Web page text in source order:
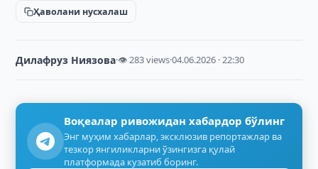
Ҳаволани нусхалаш
Дилафруз Ниязова·👁 283 views·04.06.2026 · 22:30
Воқеалар ривожидан хабардор бўлинг
Энг муҳим хабарлар, эксклюзив репортажлар ва
тезкор янгиликларни ўзингизга қулай
платформада кузатиб боринг.